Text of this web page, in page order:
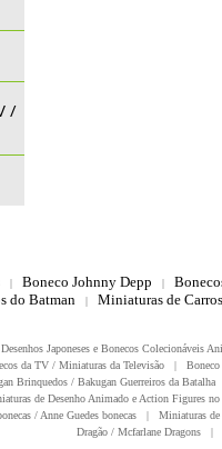
/
| Boneco Johnny Depp |
do Batman | Miniaturas de
Japoneses e Bonecos Colecionáveis
da TV / Miniaturas da Televisão |
Brinquedos / Bakugan Guerreiros da Batalha
de Desenho Animado e Action Figures
/ Anne Guedes bonecas |
Miniaturas
Dragão / Mcfarlane Dragons
|